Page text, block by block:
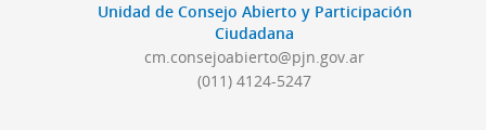
Unidad de Consejo Abierto y Participación
Ciudadana
cm.consejoabierto@pjn.gov.ar
(011) 4124-5247